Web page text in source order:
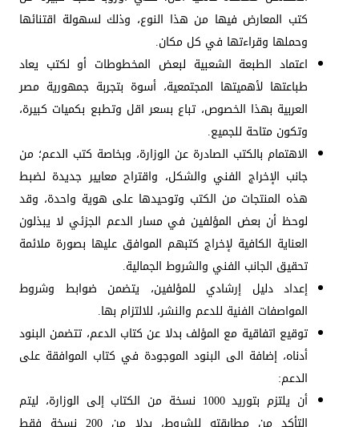
كتب المعارض فيها من هذا النوع، وذلك لسهولة اقتنائها
وحملها وقراءتها في كل مكان.
اعتماد الطبعة الشعبية لبعض المخطوطات أو لكتب يعاد
طباعتها لأهميتها المجتمعية، أسوة بتجربة جمهورية مصر
العربية بهذا الخصوص، تباع بسعر اقل وتطبع بكميات كبيرة،
وتكون متاحة للجميع.
الاهتمام بالكتب الصادرة عن الوزارة، وبخاصة كتب الدعم؛ من
جانب الإخراج الفني والشكل، واقتراح معايير جديدة لضبط
هذه المنتجات من الكتب وتوحيدها على هوية واحدة، وقد
لوحظ أن بعض المؤلفين في مسار الدعم الجزئي لا يبذلون
العناية الكافية لإخراج كتبهم الموافق عليها بصورة ملائمة
تحقيق الجانب الفني والشروط الجمالية.
إعداد دليل إرشادي للمؤلفين، يتضمن ضوابط وشروط
المواصفات الفنية للدعم والنشر، للالتزام بها.
توقيع اتفاقية مع المؤلف بدلا عن كتاب الدعم، تتضمن البنود
أدناه، إضافة الى البنود الموجودة في كتاب الموافقة على
الدعم:
أن يلتزم بتوريد 1000 نسخة من الكتاب إلى الوزارة، ليتم